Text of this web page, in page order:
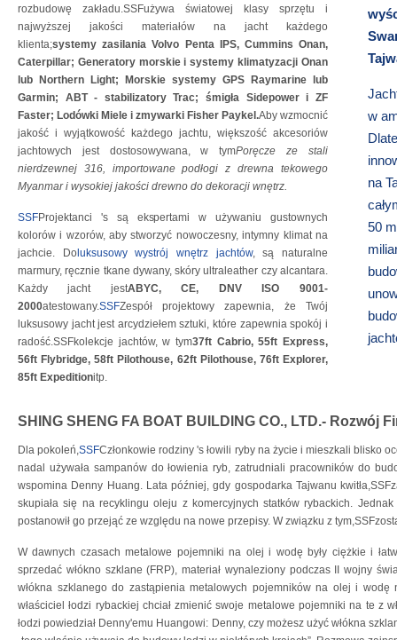
w
na
50
rozbudowę zakładu.SSFużywa światowej klasy sprzętu i
najwyższej jakości materiałów na jacht każdego
klienta;systemy zasilania Volvo Penta IPS, Cummins Onan,
Caterpillar; Generatory morskie i systemy klimatyzacji Onan
lub Northern Light; Morskie systemy GPS Raymarine lub
Garmin; ABT - stabilizatory Trac; śmigła Sidepower i ZF
Faster; Lodówki Miele i zmywarki Fisher Paykel.Aby wzmocnić
jakość i wyjątkowość każdego jachtu, większość akcesoriów
jachtowych jest dostosowywana, w tymPoręcze ze stali
nierdzewnej 316, importowane podłogi z drewna tekowego
Myanmar i wysokiej jakości drewno do dekoracji wnętrz.
SSFProjektanci 's są ekspertami w używaniu gustownych
kolorów i wzorów, aby stworzyć nowoczesny, intymny klimat na
jachcie. Doluksusowy wystrój wnętrz jachtów, są naturalne
marmury, ręcznie tkane dywany, skóry ultraleather czy alcantara.
Każdy jacht jestABYC, CE, DNV ISO 9001-
2000atestowany.SSFZespół projektowy zapewnia, że ​​Twój
luksusowy jacht jest arcydziełem sztuki, które zapewnia spokój i
radość.SSFkolekcje jachtów, w tym37ft Cabrio, 55ft Express,
56ft Flybridge, 58ft Pilothouse, 62ft Pilothouse, 76ft Explorer,
85ft Expeditionitp.
SHING SHENG FA BOAT BUILDING CO., LTD.- Rozwój
Dla pokoleń,SSFCzłonkowie rodziny 's łowili ryby na życie i mieszkali blisko
nadal używała sampanów do łowienia ryb, zatrudniali pracowników do
wspomina Denny Huang. Lata później, gdy gospodarka Tajwanu
skupiała się na recyklingu oleju z komercyjnych statków rybackich.
postanowił go przejąć ze względu na nowe przepisy. W związku z
W dawnych czasach metalowe pojemniki na olej i wodę były ciężkie i
sprzedać włókno szklane (FRP), materiał wynaleziony podczas II wojny
włókna szklanego do zastąpienia metalowych pojemników na olej i wodę
właściciel łodzi rybackiej chciał zmienić swoje metalowe pojemniki na te z
łodzi powiedział Denny'emu Huangowi: Denny, czy możesz użyć włókna